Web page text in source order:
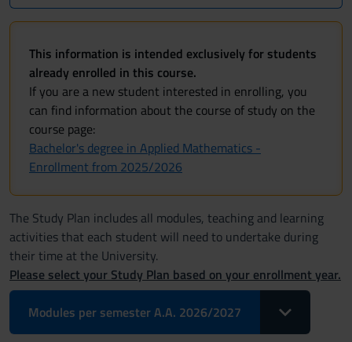
This information is intended exclusively for students
already enrolled in this course.
If you are a new student interested in enrolling, you
can find information about the course of study on the
course page:
Bachelor's degree in Applied Mathematics -
Enrollment from 2025/2026
The Study Plan includes all modules, teaching and learning
activities that each student will need to undertake during
their time at the University.
Please select your Study Plan based on your enrollment year.
Modules per semester A.A. 2026/2027
Toggle